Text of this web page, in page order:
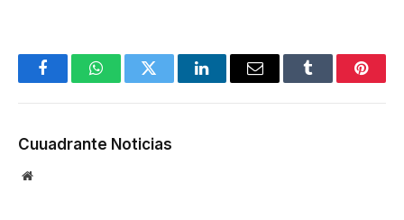
FacebookWhatsAppTwitter LinkedInEmail Tumblr
Cuuadrante Noticias
Website